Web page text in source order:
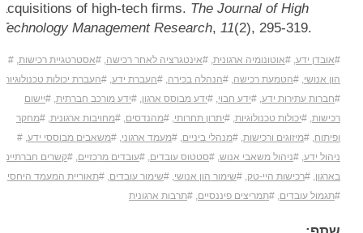
acquisitions of high-tech firms. The Journal of High
Technology Management Research, 11(2), 295-319.
אובדן ידע, אוטונומיה ארגונית, אינטגרציה לאחר רכישה, אסטרטגיית רכישות,
הון אנושי, הטמעת רכישה, הנהלה בכירה, העברת ידע, העברת יכולות טכנולוגיות
חברות עתירות ידע, ידע חבוי, ידע מבוסס ארגון, ידע מורכב חברתית,
יישום
רכישות, יכולות טכנולוגיות, יתרון תחרותי, מהנדסים, מחויבות ארגונית,
מחקר
ופיתוח, מיזוגים ורכישות, מנהלי ביניים, מעמד ארגוני, משאבים מבוססי ידע,
ניהול ידע, ניהול משאבי אנוש, סטטוס עובדים, עובדים מרכזיים,
קשרים חברתיים
בארגון, רכישות היי-טק, שימור הון אנושי, שימור עובדים, תאוריית המעמד היחסי,
תגמול עובדים, תמריצים פיננסיים, תרבות ארגונית